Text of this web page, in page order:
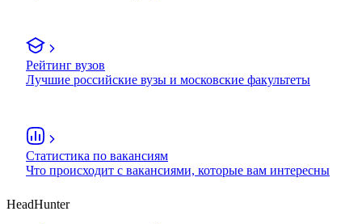
Рейтинг вузов
Лучшие российские вузы и московские факультеты
Статистика по вакансиям
Что происходит с вакансиями, которые вам интересны
HeadHunter